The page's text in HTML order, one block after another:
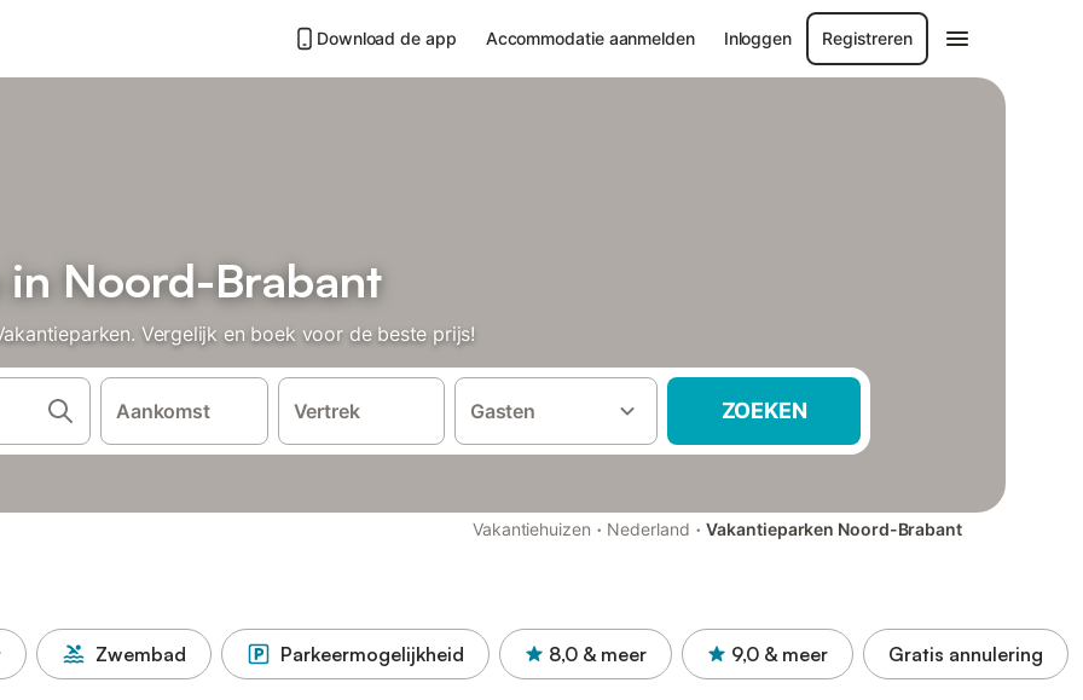
Download de app Accommodatie aanmelden Inloggen Registreren
Noord-Brabant
Vergelijk en boek voor de beste prijs!
Aankomst Vertrek Gasten ZOEKEN
Vakantiehuizen · Nederland · Vakantieparken Noord-Brabant
Zwembad Parkeermogelijkheid 8,0 & meer 9,0 & meer Gratis annulering